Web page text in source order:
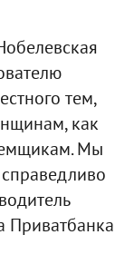
тем,
как
Мы
Приватбанка